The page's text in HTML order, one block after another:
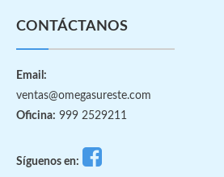
CONTÁCTANOS
Email:
ventas@omegasureste.com
Oficina: 999 2529211
Síguenos en: